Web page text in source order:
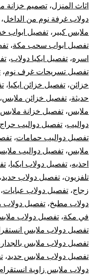
اثاث المنزل، تصميم خزانة
دولاب غرفة نوم من الداخل،
ملابس كبير ، تفصيل ابواب
تفصيل ابواب سحب مكة،
اسره، تفصيل ايكيا دولاب،
تفصيل تسريحات غرف نوم،
خزائن، تفصيل خزائن ايكيا،
حديثة، تفصيل خزائن ملابس،
ملابس، تفصيل خزانة ملابس
دواليب، تفصيل دواليب حراج
تفصيل دواليب حمامات،
ملابس، تفصيل دواليب
احذيه، تفصيل دولاب ايكيا،
تلفزيون، تفصيل دولاب حديد،
زجاج، تفصيل دولاب عبايات،
دولاب مطبخ، تفصيل دولاب
في مكة، تفصيل دولاب
تفصيل دولاب ملابس
تفصيل دولاب ملابس بالجدار
تفصيل دولاب ملابس حديد،
دولاب ملابس زاوية